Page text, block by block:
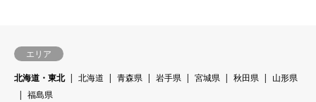
エリア
北海道・東北
北海道 青森県 岩手県 宮城県 秋田県
山形県
福島県